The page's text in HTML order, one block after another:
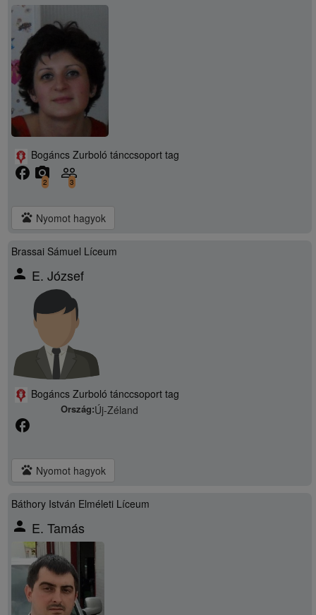
Bogáncs Zurboló tánccsoport tag
facebook camera_alt
2
people_outline
3
pets Nyomot hagyok
Brassai Sámuel Líceum
person E. József
Bogáncs Zurboló tánccsoport tag
Ország:Új-Zéland
facebook
pets Nyomot hagyok
Báthory István Elméleti Líceum
person E. Tamás